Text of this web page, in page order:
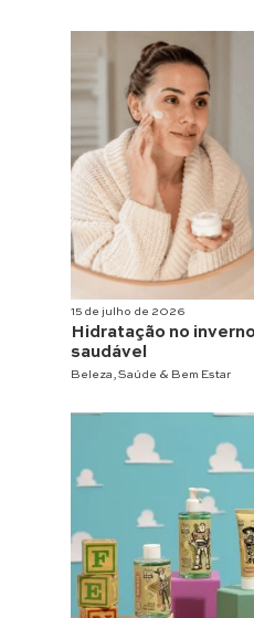
15 de julho de 2026
Hidratação no
saudável
Beleza , Saúde & Bem Estar